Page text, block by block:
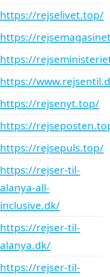
https://rejselivet.top/
https://
https://
https://
https://rejsenyt.top/
https://
https://rejsepuls.top/
https://rejser-til-
alanya-all-
inclusive.dk/
https://rejser-til-
alanya.dk/
https://rejser-til-